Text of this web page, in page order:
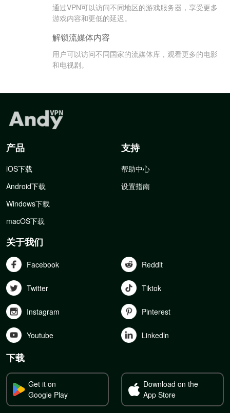
通过VPN可以访问不同地区的游戏服务器，享受更多
游戏内容和更低的延迟。
解锁流媒体内容
用户可以访问不同国家的流媒体库，观看更多的电影
和电视剧。
产品
iOS下载
Android下载
Windows下载
macOS下载
支持
帮助中心
设置指南
关于我们
Facebook Reddit
Twitter Tiktok
Instagram Pinterest
Youtube Linkedln
下载
Get it on
Google Play
Download on the
App Store